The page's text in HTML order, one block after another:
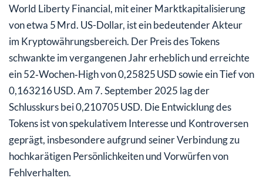
World Liberty Financial, mit einer Marktkapitalisierung
von etwa 5 Mrd. US-Dollar, ist ein bedeutender Akteur
im Kryptowährungsbereich. Der Preis des Tokens
schwankte im vergangenen Jahr erheblich und erreichte
ein 52‑Wochen‑High von 0,25825 USD sowie ein Tief von
0,163216 USD. Am 7. September 2025 lag der
Schlusskurs bei 0,210705 USD. Die Entwicklung des
Tokens ist von spekulativem Interesse und Kontroversen
geprägt, insbesondere aufgrund seiner Verbindung zu
hochkarätigen Persönlichkeiten und Vorwürfen von
Fehlverhalten.